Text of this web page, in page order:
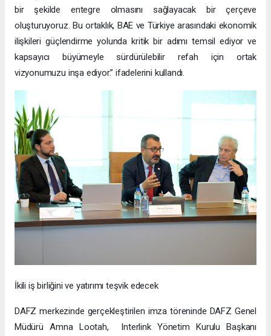
bir şekilde entegre olmasını sağlayacak bir çerçeve
oluşturuyoruz. Bu ortaklık, BAE ve Türkiye arasındaki ekonomik
ilişkileri güçlendirme yolunda kritik bir adımı temsil ediyor ve
kapsayıcı büyümeyle sürdürülebilir refah için ortak
vizyonumuzu inşa ediyor.” ifadelerini kullandı.
İkili iş birliğini ve yatırımı teşvik edecek
DAFZ merkezinde gerçekleştirilen imza töreninde DAFZ Genel
Müdürü Amna Lootah, Interlink Yönetim Kurulu Başkanı